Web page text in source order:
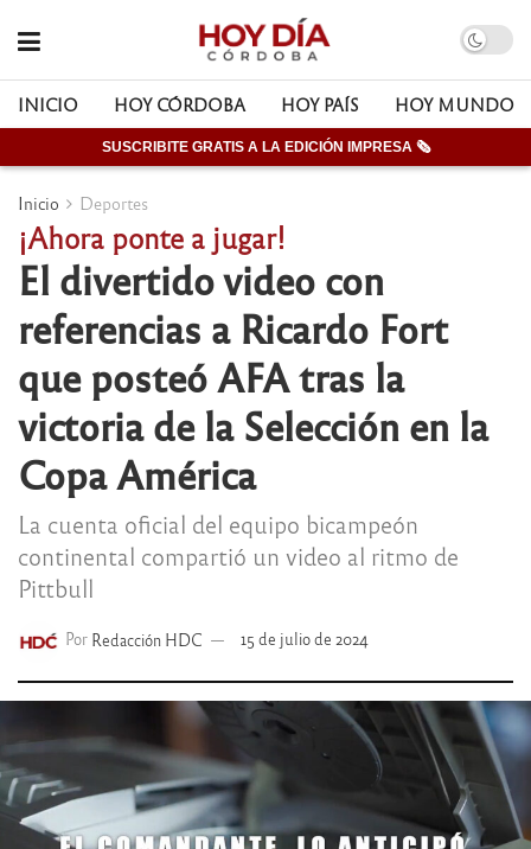
INICIO HOY CÓRDOBA HOY PAÍS HOY MUNDO
SUSCRIBITE GRATIS A LA EDICIÓN IMPRESA 🗞
Inicio Deportes
¡Ahora ponte a jugar!
El divertido video con
referencias a Ricardo Fort
que posteó AFA tras la
victoria de la Selección en la
Copa América
La cuenta oficial del equipo bicampeón
continental compartió un video al ritmo de
Pittbull
Por Redacción HDC 15 de julio de 2024